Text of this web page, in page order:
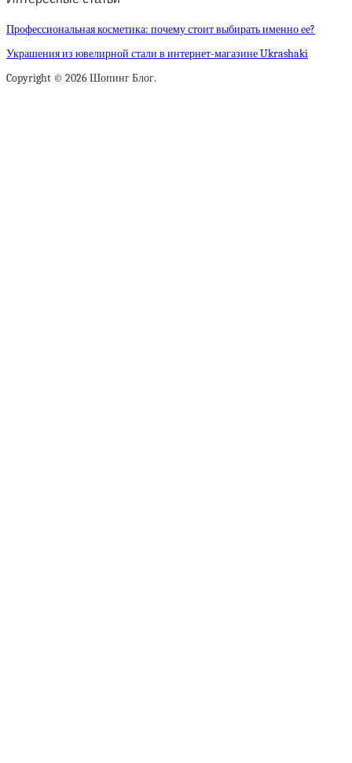
Профессиональная косметика: почему стоит выбирать именно ее?
Украшения из ювелирной стали в интернет-магазине Ukrashaki
Copyright © 2026 Шопинг Блог.